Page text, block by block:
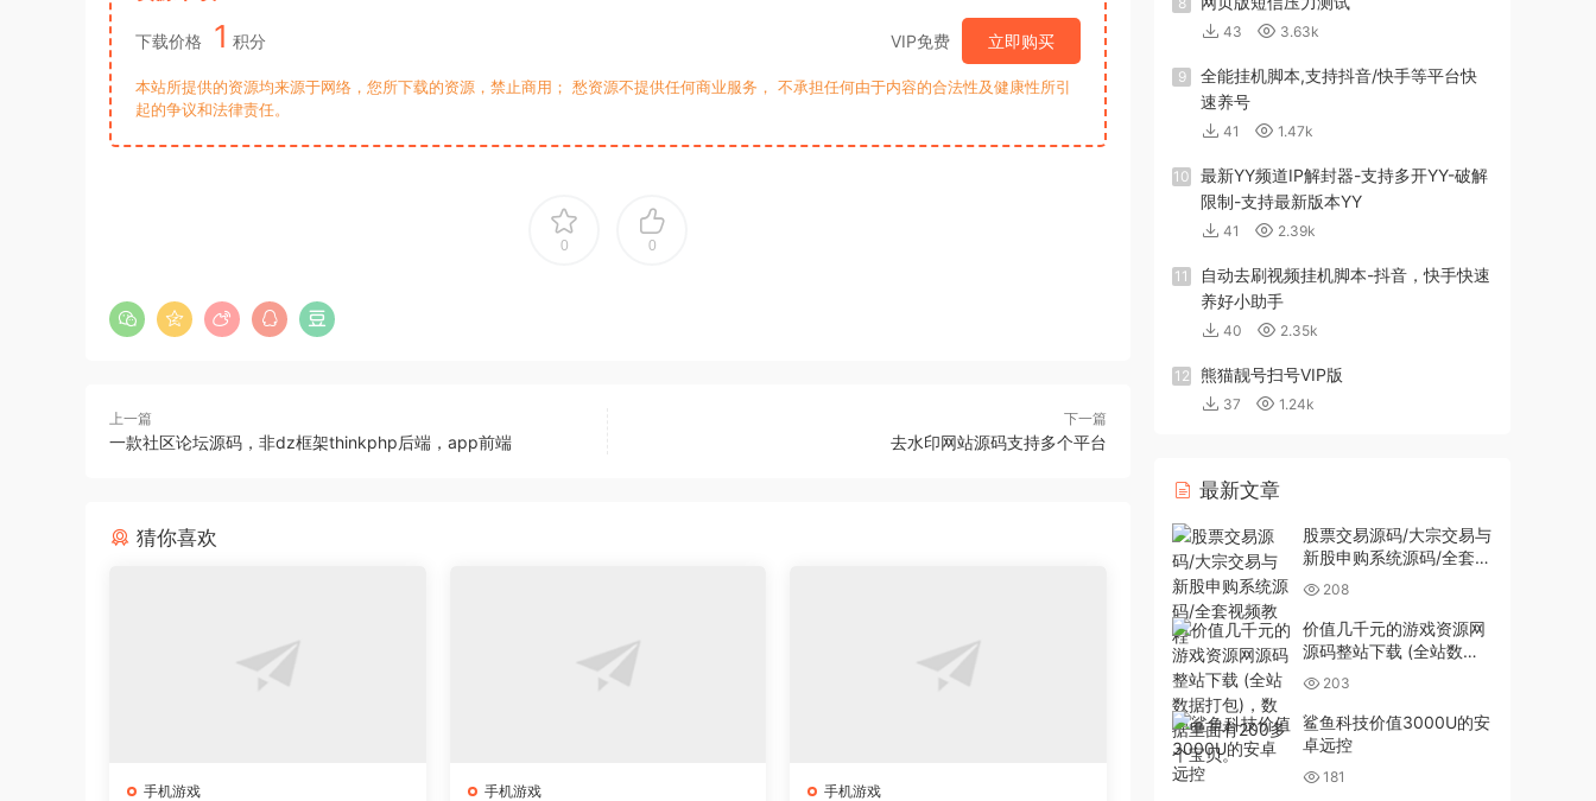
下载价格 1 积分 VIP免费 立即购买
本站所提供的资源均来源于网络，您所下载的资源，禁止商用； 愁资源不提供任何商业服务， 不承担任何由于内容的合法性及健康性所引
起的争议和法律责任。
0 0
上一篇
一款社区论坛源码，非dz框架thinkphp后端，app前端
下一篇
去水印网站源码支持多个平台
猜你喜欢
手机游戏 手机游戏 手机游戏
43 3.63k
9
全能挂机脚本,支持抖音/快手等平台快
速养号
41 1.47k
10
最新YY频道IP解封器-支持多开YY-破解
限制-支持最新版本YY
41 2.39k
11
自动去刷视频挂机脚本-抖音，快手快速
养好小助手
40 2.35k
12 熊猫靓号扫号VIP版
37 1.24k
最新文章
股票交易源码/大宗交易与
新股申购系统源码/全套视
频教程
208
价值几千元的游戏资源网
源码整站下载 (全站数据
打包)，数据里面有200多
个宝贝。
203
鲨鱼科技价值3000U的安
卓远控
181